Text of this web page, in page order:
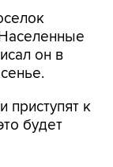
он в
приступят к
будет